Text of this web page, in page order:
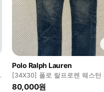
Polo Ralph Lauren
[34X30] 폴로 랄프로렌 웨스턴
슬림 핏 설리반 데님 팬츠
80,000원